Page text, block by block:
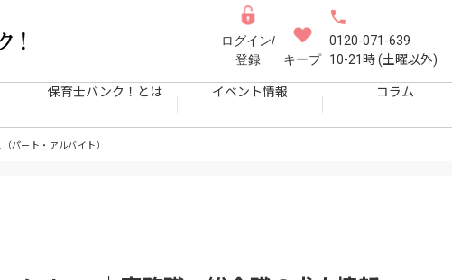
ログイン/
登録
キープ
0120-071-639
10-21時 (土曜以外)
保育士バンク！とは イベント情報 コラム
パート・アルバイト）